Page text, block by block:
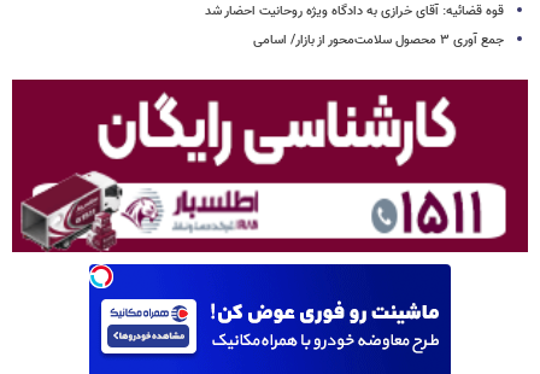
قوه قضائیه: آقای خرازی به دادگاه ویژه روحانیت احضار شد
جمع آوری ۳ محصول سلامت‌محور از بازار/ اسامی